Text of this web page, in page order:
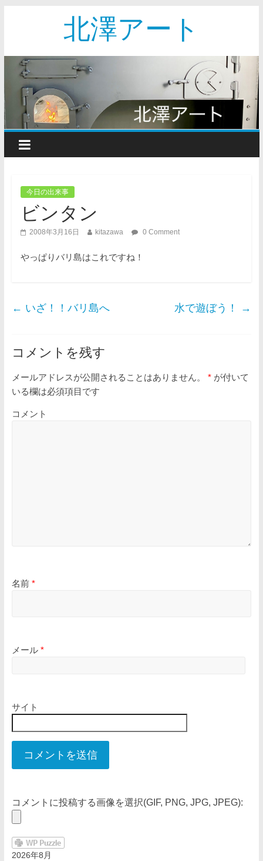
北澤アート
今日の出来事
ビンタン
2008年3月16日 kitazawa 0 Comment
やっぱりバリ島はこれですね！
← いざ！！バリ島へ 水で遊ぼう！ →
コメントを残す
メールアドレスが公開されることはありません。 *が付いて
いる欄は必須項目です
コメント
名前 *
メール *
サイト
コメントに投稿する画像を選択(GIF, PNG, JPG, JPEG):
2026年8月